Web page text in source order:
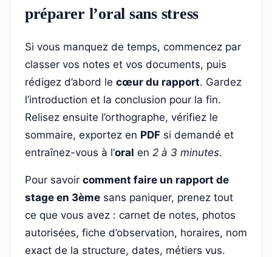
préparer l’oral sans stress
Si vous manquez de temps, commencez par
classer vos notes et vos documents, puis
rédigez d’abord le cœur du rapport. Gardez
l’introduction et la conclusion pour la fin.
Relisez ensuite l’orthographe, vérifiez le
sommaire, exportez en PDF si demandé et
entraînez-vous à l’oral en 2 à 3 minutes.
Pour savoir comment faire un rapport de
stage en 3ème sans paniquer, prenez tout
ce que vous avez : carnet de notes, photos
autorisées, fiche d’observation, horaires, nom
exact de la structure, dates, métiers vus.